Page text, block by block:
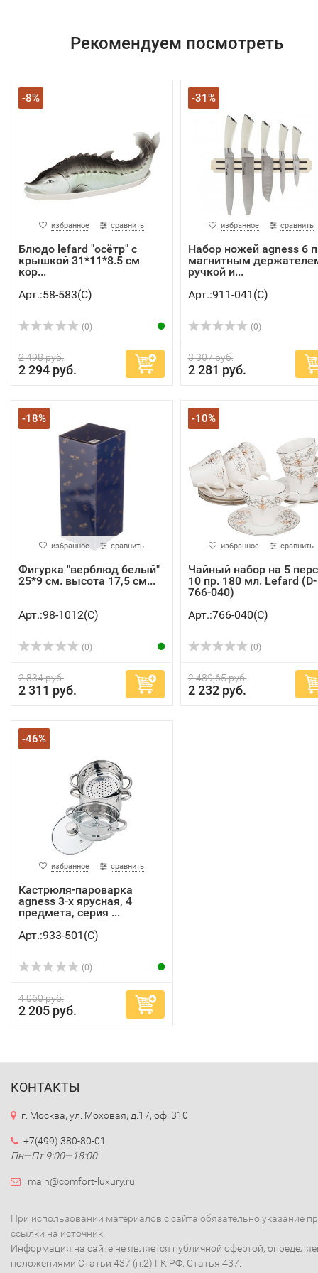
Рекомендуем посмотреть
-8%
избранное сравнить
Блюдо lefard "осётр" с
крышкой 31*11*8.5 см
кор...
Арт.:58-583(C)
(0)
2 498 руб.
2 294 руб.
-31%
избранное сравнить
Набор ножей agness 6
магнитным
ручкой и...
Арт.:911-041(C)
(0)
3 307 руб.
2 281 руб.
-18%
избранное сравнить
Фигурка "верблюд белый"
25*9 см. высота 17,5 см...
Арт.:98-1012(C)
(0)
2 834 руб.
2 311 руб.
-10%
избранное сравнить
Чайный набор на 5
10 пр. 180 мл. Lefard (D-
766-040)
Арт.:766-040(C)
(0)
2 489,65 руб.
2 232 руб.
-46%
избранное сравнить
Кастрюля-пароварка
agness 3-х ярусная, 4
предмета, серия ...
Арт.:933-501(C)
(0)
4 060 руб.
2 205 руб.
КОНТАКТЫ
г. Москва, ул. Моховая, д.17, оф. 310
+7(499) 380-80-01
Пн—Пт 9:00—18:00
main@comfort-luxury.ru
При использовании материалов с сайта обязательно указание
ссылки на источник.
Информация на сайте не является публичной офертой,
положениями Статьи 437 (п.2) ГК РФ: Статья 437.